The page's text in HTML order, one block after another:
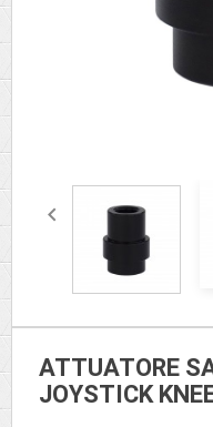

ATTUATORE
JOYSTICK